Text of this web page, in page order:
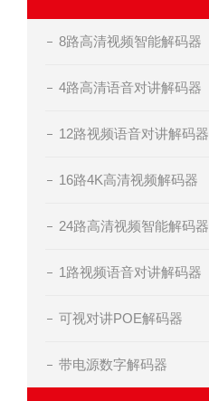
8路高清视频智能解码器
4路高清语音对讲解码器
12路视频语音对讲解码器
16路4K高清视频解码器
24路高清视频智能解码器
1路视频语音对讲解码器
可视对讲POE解码器
带电源数字解码器